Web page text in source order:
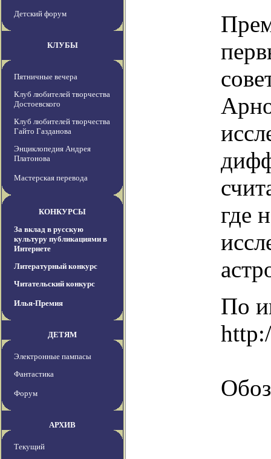
Детский форум
КЛУБЫ
Пятничные вечера
Клуб любителей творчества
Достоевского
Клуб любителей творчества
Гайто Газданова
Энциклопедия Андрея
Платонова
Мастерская перевода
КОНКУРСЫ
За вклад в русскую
культуру публикациями в
Интернете
Литературный конкурс
Читательский конкурс
Илья-Премия
ДЕТЯМ
Электронные пампасы
Фантастика
Форум
АРХИВ
Текущий
где
По